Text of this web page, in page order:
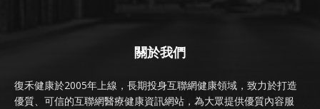
關於我們
復禾健康於2005年上線，長期投身互聯網健康領域，致力於打造
優質、可信的互聯網醫療健康資訊網站，為大眾提供優質內容服